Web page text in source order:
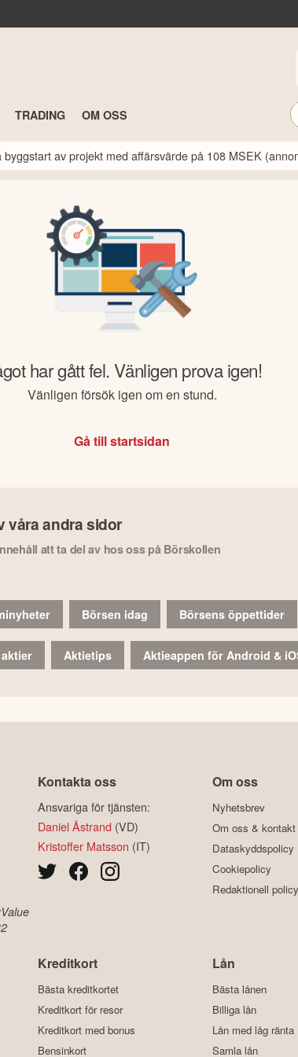
TRADING OM OSS
av projekt med affärsvärde på 108 MSEK
har gått fel. Vänligen prova igen!
Vänligen försök igen om en stund.
Gå till startsidan
våra andra sidor
att ta del av hos oss på Börskollen
Börsen idag Börsens öppettider
Aktietips Aktieappen för Android &
Kontakta oss
Ansvariga för tjänsten:
Daniel Åstrand (VD)
Kristoffer Matsson (IT)
Om oss
Nyhetsbrev
Om oss & kontakt
Dataskyddspolicy
Cookiepolicy
Redaktionell policy
Kreditkort
Bästa kreditkortet
Kreditkort för resor
Kreditkort med bonus
Bensinkort
Lån
Bästa lånen
Billiga lån
Lån med låg ränta
Samla lån